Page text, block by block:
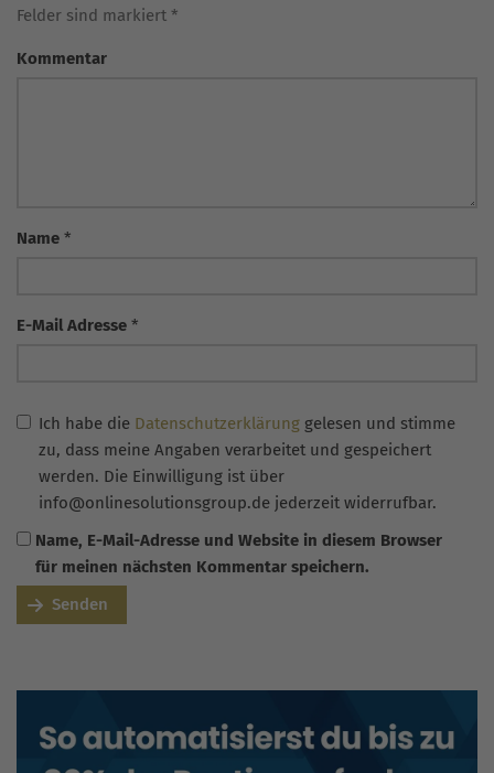
Felder sind markiert *
Kommentar
Name *
E-Mail Adresse *
Ich habe die Datenschutzerklärung gelesen und stimme
zu, dass meine Angaben verarbeitet und gespeichert
werden. Die Einwilligung ist über
info@onlinesolutionsgroup.de jederzeit widerrufbar.
Name, E-Mail-Adresse und Website in diesem Browser
für meinen nächsten Kommentar speichern.
Senden